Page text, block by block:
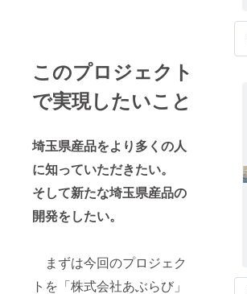
このプロジェクト
で実現したいこと
埼玉県産品をより多くの人
に知っていただきたい。
そして新たな埼玉県産品の
開発をしたい。
まずは今回のプロジェク
トを「株式会社あぶらび」